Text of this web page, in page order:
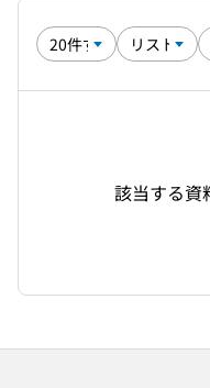
該当する資